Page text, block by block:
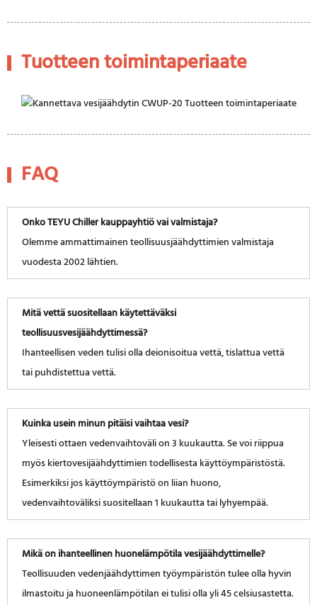
Tuotteen toimintaperiaate
FAQ
Onko TEYU Chiller kauppayhtiö vai valmistaja?
Olemme ammattimainen teollisuusjäähdyttimien valmistaja
vuodesta 2002 lähtien.
Mitä vettä suositellaan käytettäväksi
teollisuusvesijäähdyttimessä?
Ihanteellisen veden tulisi olla deionisoitua vettä, tislattua vettä
tai puhdistettua vettä.
Kuinka usein minun pitäisi vaihtaa vesi?
Yleisesti ottaen vedenvaihtoväli on 3 kuukautta. Se voi riippua
myös kiertovesijäähdyttimien todellisesta käyttöympäristöstä.
Esimerkiksi jos käyttöympäristö on liian huono,
vedenvaihtoväliksi suositellaan 1 kuukautta tai lyhyempää.
Mikä on ihanteellinen huonelämpötila vesijäähdyttimelle?
Teollisuuden vedenjäähdyttimen työympäristön tulee olla hyvin
ilmastoitu ja huoneenlämpötilan ei tulisi olla yli 45 celsiusastetta.